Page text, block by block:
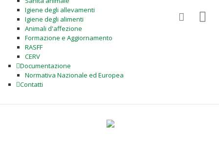
Igiene degli allevamenti
Igiene degli alimenti
Animali d'affezione
Formazione e Aggiornamento
RASFF
CERV
Documentazione
Normativa Nazionale ed Europea
Contatti